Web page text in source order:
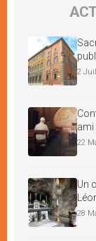
2
ami
22
Un
28